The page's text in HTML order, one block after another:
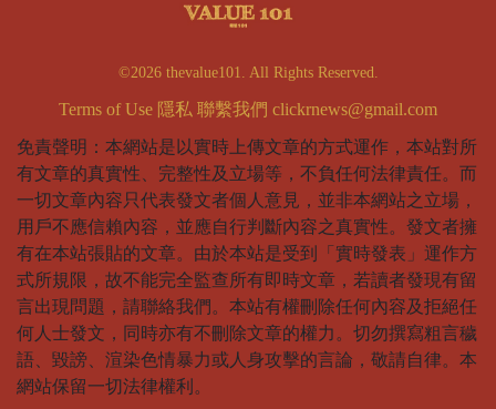
©2026 thevalue101. All Rights Reserved.
Terms of Use 隱私 聯繫我們 clickrnews@gmail.com
免責聲明：本網站是以實時上傳文章的方式運作，本站對所
有文章的真實性、完整性及立場等，不負任何法律責任。而
一切文章內容只代表發文者個人意見，並非本網站之立場，
用戶不應信賴內容，並應自行判斷內容之真實性。發文者擁
有在本站張貼的文章。由於本站是受到「實時發表」運作方
式所規限，故不能完全監查所有即時文章，若讀者發現有留
言出現問題，請聯絡我們。本站有權刪除任何內容及拒絕任
何人士發文，同時亦有不刪除文章的權力。切勿撰寫粗言穢
語、毀謗、渲染色情暴力或人身攻擊的言論，敬請自律。本
網站保留一切法律權利。